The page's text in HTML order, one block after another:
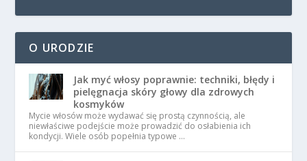
O URODZIE
Jak myć włosy poprawnie: techniki, błędy i
pielęgnacja skóry głowy dla zdrowych
kosmyków
Mycie włosów może wydawać się prostą czynnością, ale
niewłaściwe podejście może prowadzić do osłabienia ich
kondycji. Wiele osób popełnia typowe …